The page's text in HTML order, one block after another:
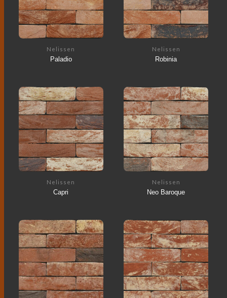
Nelissen
Paladio
Nelissen
Robinia
Nelissen
Capri
Nelissen
Neo Baroque